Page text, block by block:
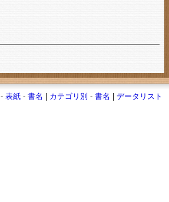
-表紙 -書名 カテゴリ別 -書名 |データリスト